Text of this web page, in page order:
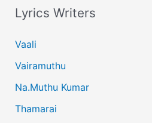
Lyrics Writers
Vaali
Vairamuthu
Na.Muthu Kumar
Thamarai